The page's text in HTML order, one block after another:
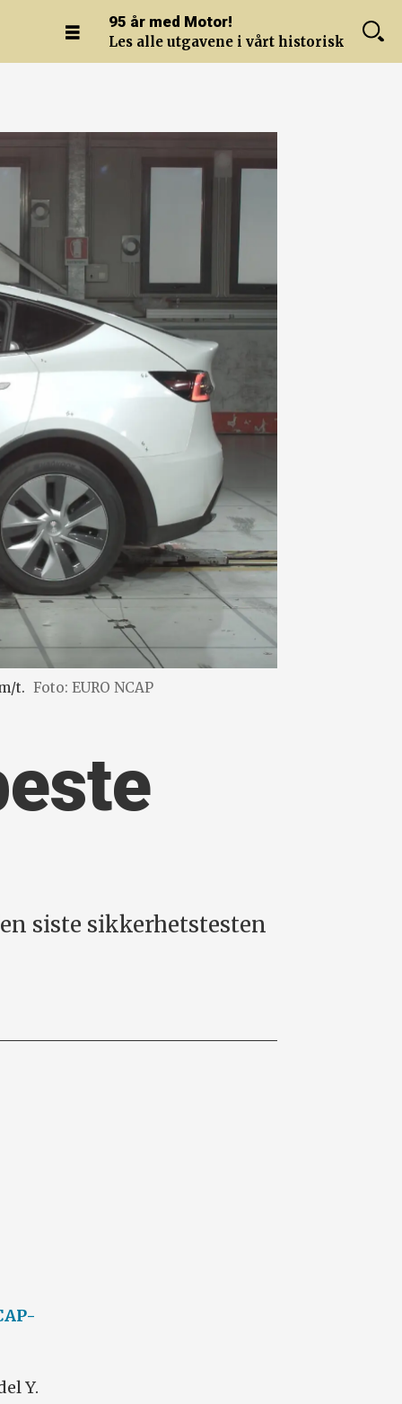
95 år med Motor!
Les alle utgavene i vårt historiske arkiv.
t. Foto: EURO NCAP
siste sikkerhetstesten
Y.